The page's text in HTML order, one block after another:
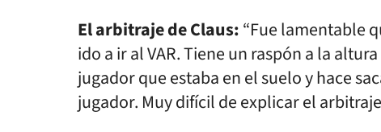
El arbitraje de Claus:“Fue lamentable
ido a ir al VAR. Tiene un raspón a la
jugador que estaba en el suelo y hace
jugador. Muy difícil de explicar el